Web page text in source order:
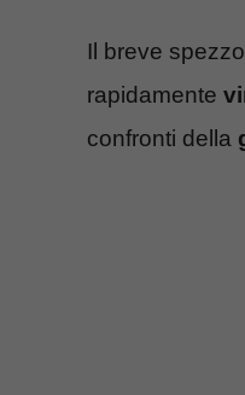
Il breve
rapidamente
confronti della